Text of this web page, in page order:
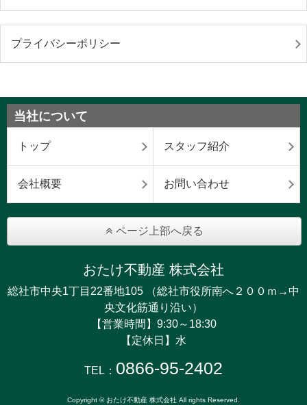
プライバシーポリシー
当社について
トップ スタッフ紹介
会社概要 お問い合わせ
ページ上部へ戻る
おたけ不動産 株式会社
総社市中央1丁目22番地105 （総社市役所南へ２００ｍ→中
央文化筋通り沿い）
【営業時間】9:30～18:30
【定休日】水
TEL： 0866-95-2402
Copyright © おたけ不動産 株式会社 All rights Reserved.